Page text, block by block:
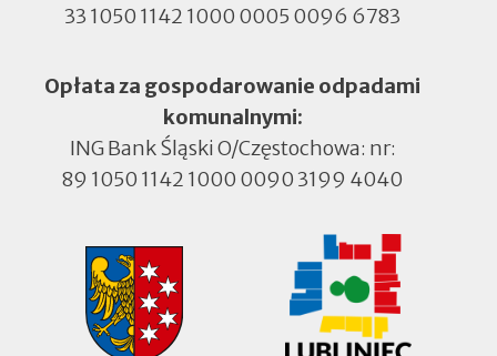
33 1050 1142 1000 0005 0096 6783
Opłata za gospodarowanie odpadami
komunalnymi:
ING Bank Śląski O/Częstochowa: nr:
89 1050 1142 1000 0090 3199 4040